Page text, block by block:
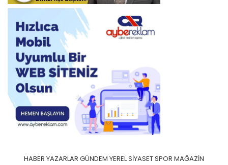
HABER YAZARLAR GÜNDEM YERELSİYASETSPOR MAĞAZİN